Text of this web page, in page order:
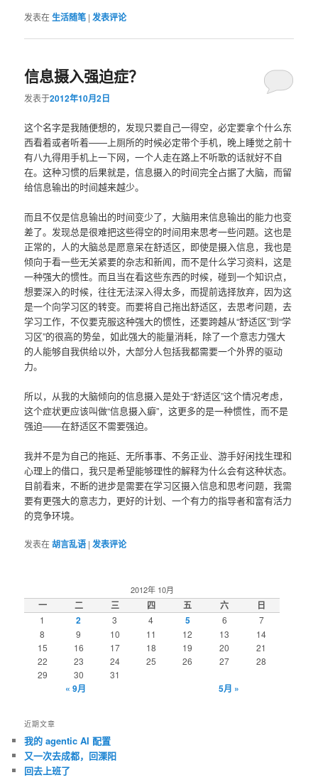
发表在生活随笔 |发表评论
信息摄入强迫症？
发表于2012年10月2日
这个名字是我随便想的，发现只要自己一得空，必定要拿个什么东
西看着或者听着——上厕所的时候必定带个手机，晚上睡觉之前十
有八九得用手机上一下网，一个人走在路上不听歌的话就好不自
在。这种习惯的后果就是，信息摄入的时间完全占据了大脑，而留
给信息输出的时间越来越少。
而且不仅是信息输出的时间变少了，大脑用来信息输出的能力也变
差了。发现总是很难把这些得空的时间用来思考一些问题。这也是
正常的，人的大脑总是愿意呆在舒适区，即使是摄入信息，我也是
倾向于看一些无关紧要的杂志和新闻，而不是什么学习资料，这是
一种强大的惯性。而且当在看这些东西的时候，碰到一个知识点，
想要深入的时候，往往无法深入得太多，而提前选择放弃，因为这
是一个向学习区的转变。而要将自己拖出舒适区，去思考问题，去
学习工作，不仅要克服这种强大的惯性，还要跨越从“舒适区”到“学
习区”的很高的势垒，如此强大的能量消耗，除了一个意志力强大
的人能够自我供给以外，大部分人包括我都需要一个外界的驱动
力。
所以，从我的大脑倾向的信息摄入是处于“舒适区”这个情况考虑，
这个症状更应该叫做“信息摄入癖”，这更多的是一种惯性，而不是
强迫——在舒适区不需要强迫。
我并不是为自己的拖延、无所事事、不务正业、游手好闲找生理和
心理上的借口，我只是希望能够理性的解释为什么会有这种状态。
目前看来，不断的进步是需要在学习区摄入信息和思考问题，我需
要有更强大的意志力，更好的计划、一个有力的指导者和富有活力
的竞争环境。
发表在胡言乱语 |发表评论
2012年 10月
一 二 三 四 五 六 日
1 2 3 4 5 6
7
8
9 10 11 12 13
14
15
16 17 18 19 20
21
22
23 24 25 26 27
28
29
30 31
« 9月 5月 »
近期文章
我的 agentic AI 配置
又一次去成都，回溧阳
回去上班了